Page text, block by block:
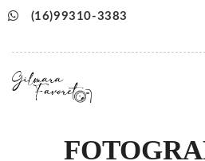
(16)99310-3383